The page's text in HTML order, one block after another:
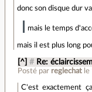
donc son disque dur
mais le temps
mais il est plus long
[^] # Re:
Posté par reglechat
C'est exactement